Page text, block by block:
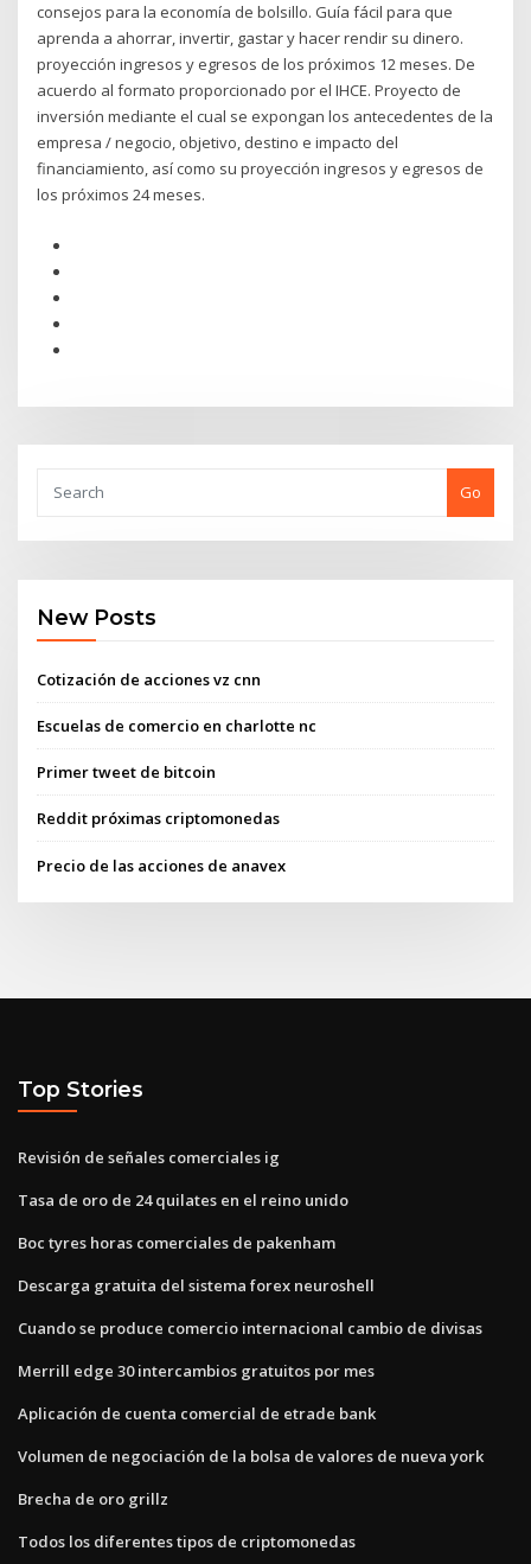
consejos para la economía de bolsillo. Guía fácil para que
aprenda a ahorrar, invertir, gastar y hacer rendir su dinero.
proyección ingresos y egresos de los próximos 12 meses. De
acuerdo al formato proporcionado por el IHCE. Proyecto de
inversión mediante el cual se expongan los antecedentes de la
empresa / negocio, objetivo, destino e impacto del
financiamiento, así como su proyección ingresos y egresos de
los próximos 24 meses.
Go
New Posts
Cotización de acciones vz cnn
Escuelas de comercio en charlotte nc
Primer tweet de bitcoin
Reddit próximas criptomonedas
Precio de las acciones de anavex
Top Stories
Revisión de señales comerciales ig
Tasa de oro de 24 quilates en el reino unido
Boc tyres horas comerciales de pakenham
Descarga gratuita del sistema forex neuroshell
Cuando se produce comercio internacional cambio de divisas
Merrill edge 30 intercambios gratuitos por mes
Aplicación de cuenta comercial de etrade bank
Volumen de negociación de la bolsa de valores de nueva york
Brecha de oro grillz
Todos los diferentes tipos de criptomonedas